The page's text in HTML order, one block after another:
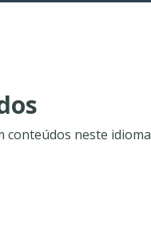
conteúdos neste idioma